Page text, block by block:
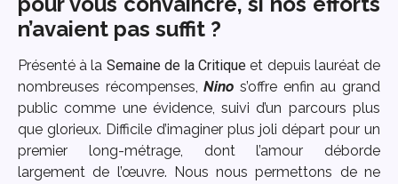
n’avaient pas suffit ?
Présenté à la Semaine de la Critique et depuis lauréat de
nombreuses récompenses,Nino s’offre enfin au grand
public comme une évidence, suivi d’un parcours plus
que glorieux. Difficile d’imaginer plus joli départ pour un
premier long-métrage, dont l’amour déborde
largement de l’œuvre. Nous nous permettons de ne